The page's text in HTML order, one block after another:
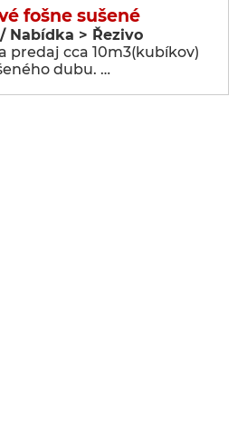
fošne sušené
Nabídka > Řezivo
predaj cca 10m3(kubíkov)
dubu. …